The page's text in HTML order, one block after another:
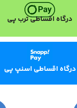
درگاه اقساطی ترب پی
درگاه اقساطی اسنپ پی